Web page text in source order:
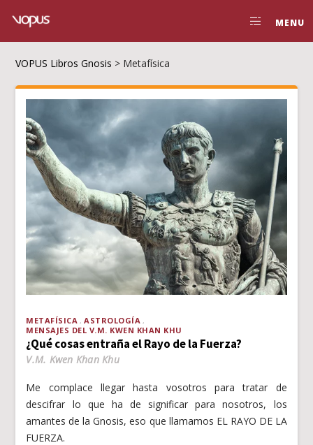
MENU
VOPUS Libros Gnosis > Metafísica
METAFÍSICA
ASTROLOGÍA
MENSAJES DEL V.M. KWEN KHAN KHU
¿Qué cosas entraña el Rayo de la Fuerza?
V.M. Kwen Khan Khu
Me complace llegar hasta vosotros para tratar de
descifrar lo que ha de significar para nosotros, los
amantes de la Gnosis, eso que llamamos EL RAYO DE LA
FUERZA.